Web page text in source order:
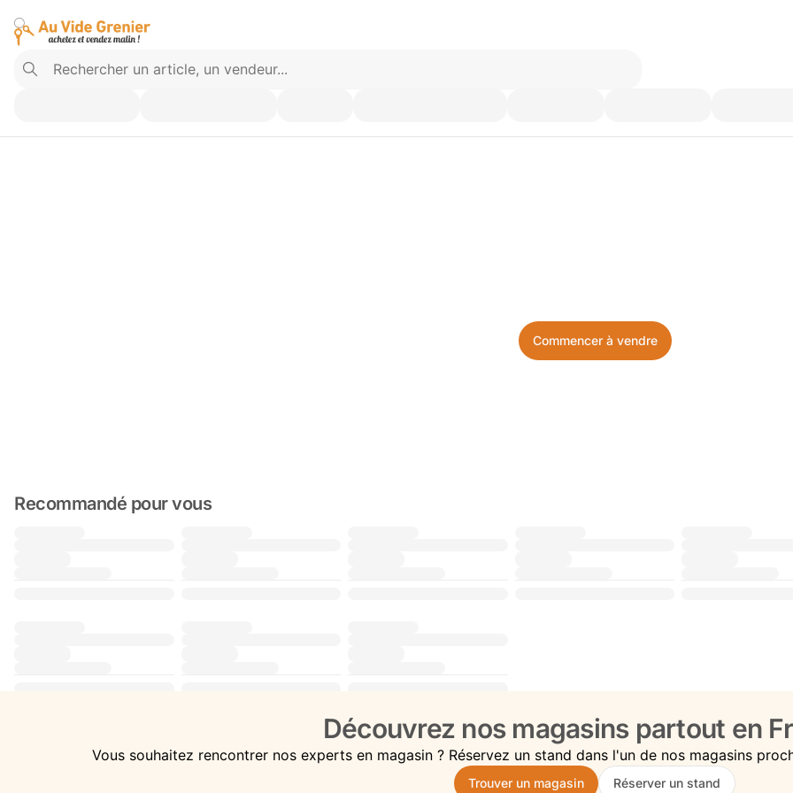
Commencer à vendre
Recommandé pour vous
Découvrez nos magasins partout en
Vous souhaitez rencontrer nos experts en magasin ? Réservez un stand dans l'un de nos magasins
Trouver un magasin Réserver un stand